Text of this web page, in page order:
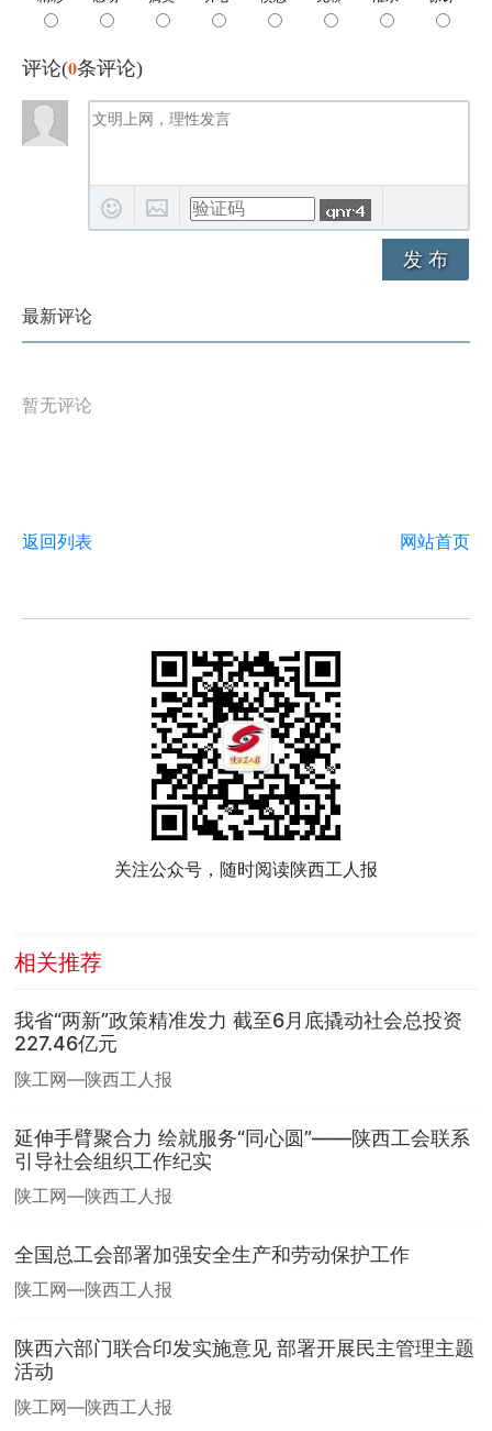
评论(0条评论)
发 布
最新评论
暂无评论
返回列表 网站首页
关注公众号，随时阅读陕西工人报
相关推荐
我省“两新”政策精准发力 截至6月底撬动社会总投资
227.46亿元
陕工网—陕西工人报
延伸手臂聚合力 绘就服务“同心圆”——陕西工会联系
引导社会组织工作纪实
陕工网—陕西工人报
全国总工会部署加强安全生产和劳动保护工作
陕工网—陕西工人报
陕西六部门联合印发实施意见 部署开展民主管理主题
活动
陕工网—陕西工人报